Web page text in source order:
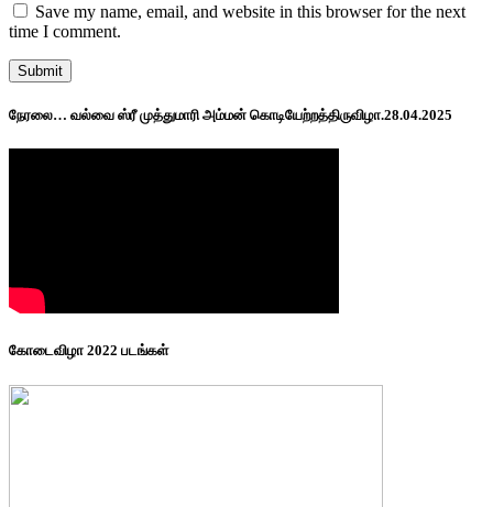
Save my name, email, and website in this browser for the next
time I comment.
நேரலை… வல்வை ஸ்ரீ முத்துமாரி அம்மன் கொடியேற்றத்திருவிழா.28.04.2025
கோடைவிழா 2022 படங்கள்